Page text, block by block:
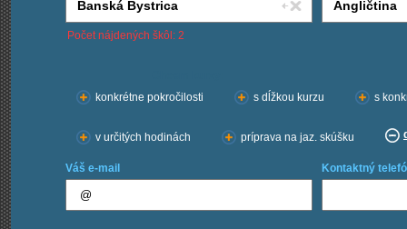
Počet nájdených škôl: 2
konkrétne pokročilosti
s dĺžkou kurzu s
v určitých hodinách príprava na jaz. skúšku
Váš e-mail Kontaktný